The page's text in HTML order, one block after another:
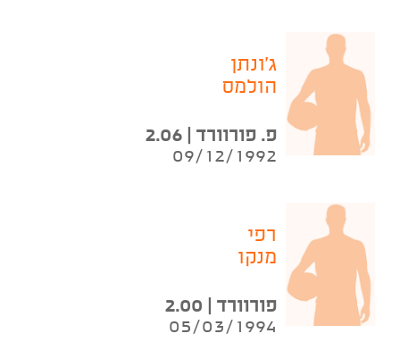
ג'ונתן
הולמס
פ. פורוורד | 2.06
09/12/1992
רפי
מנקו
פורוורד | 2.00
05/03/1994